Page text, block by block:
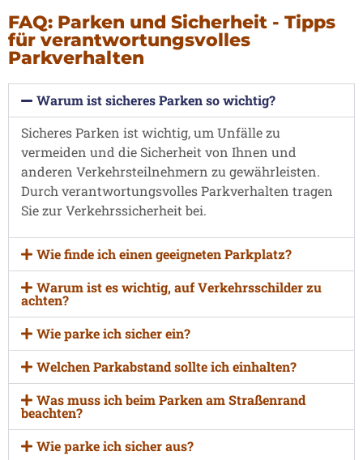
FAQ: Parken und Sicherheit - Tipps
für verantwortungsvolles
Parkverhalten
Warum ist sicheres Parken so wichtig?
Sicheres Parken ist wichtig, um Unfälle zu
vermeiden und die Sicherheit von Ihnen und
anderen Verkehrsteilnehmern zu gewährleisten.
Durch verantwortungsvolles Parkverhalten tragen
Sie zur Verkehrssicherheit bei.
Wie finde ich einen geeigneten Parkplatz?
Warum ist es wichtig, auf Verkehrsschilder zu
achten?
Wie parke ich sicher ein?
Welchen Parkabstand sollte ich einhalten?
Was muss ich beim Parken am Straßenrand
beachten?
Wie parke ich sicher aus?